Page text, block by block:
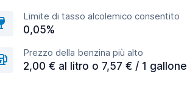
Limite di tasso alcolemico consentito
0,05%
Prezzo della benzina più alto
2,00 € al litro o 7,57 € / 1 gallone